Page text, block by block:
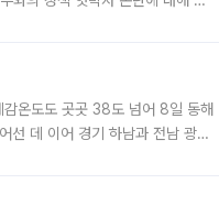
온도도 곳곳 38도 넘어 8일 동해
선 데 이어 경기 하남과 전남 광양